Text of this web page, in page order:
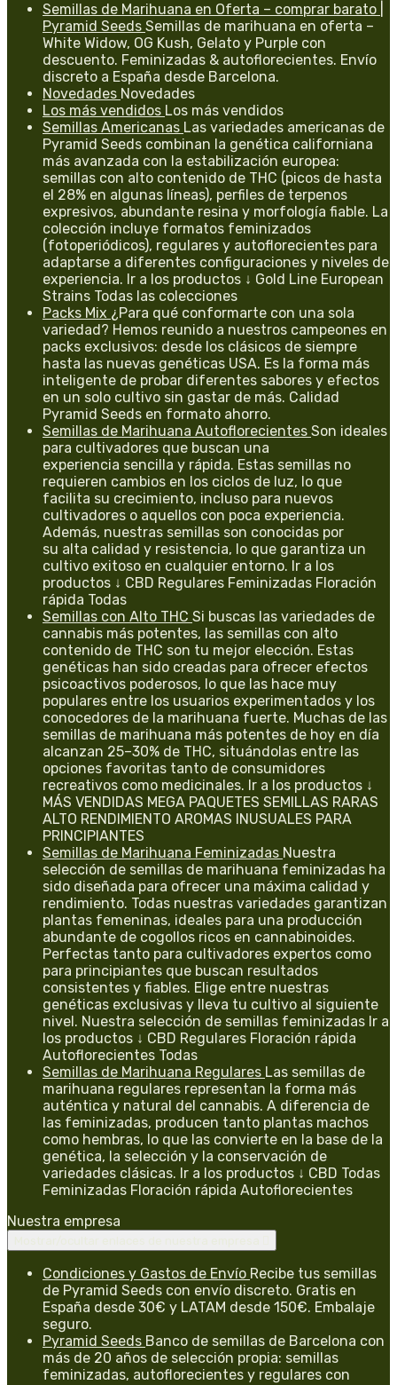
Semillas de Marihuana en Oferta – comprar barato |
Pyramid Seeds Semillas de marihuana en oferta –
White Widow, OG Kush, Gelato y Purple con
descuento. Feminizadas & autoflorecientes. Envío
discreto a España desde Barcelona.
Novedades Novedades
Los más vendidos Los más vendidos
Semillas Americanas Las variedades americanas de
Pyramid Seeds combinan la genética californiana
más avanzada con la estabilización europea:
semillas con alto contenido de THC (picos de hasta
el 28% en algunas líneas), perfiles de terpenos
expresivos, abundante resina y morfología fiable. La
colección incluye formatos feminizados
(fotoperiódicos), regulares y autoflorecientes para
adaptarse a diferentes configuraciones y niveles de
experiencia. Ir a los productos ↓ Gold Line European
Strains Todas las colecciones
Packs Mix ¿Para qué conformarte con una sola
variedad? Hemos reunido a nuestros campeones en
packs exclusivos: desde los clásicos de siempre
hasta las nuevas genéticas USA. Es la forma más
inteligente de probar diferentes sabores y efectos
en un solo cultivo sin gastar de más. Calidad
Pyramid Seeds en formato ahorro.
Semillas de Marihuana Autoflorecientes Son ideales
para cultivadores que buscan una
experiencia sencilla y rápida. Estas semillas no
requieren cambios en los ciclos de luz, lo que
facilita su crecimiento, incluso para nuevos
cultivadores o aquellos con poca experiencia.
Además, nuestras semillas son conocidas por
su alta calidad y resistencia, lo que garantiza un
cultivo exitoso en cualquier entorno. Ir a los
productos ↓ CBD Regulares Feminizadas Floración
rápida Todas
Semillas con Alto THC Si buscas las variedades de
cannabis más potentes, las semillas con alto
contenido de THC son tu mejor elección. Estas
genéticas han sido creadas para ofrecer efectos
psicoactivos poderosos, lo que las hace muy
populares entre los usuarios experimentados y los
conocedores de la marihuana fuerte. Muchas de las
semillas de marihuana más potentes de hoy en día
alcanzan 25–30% de THC, situándolas entre las
opciones favoritas tanto de consumidores
recreativos como medicinales. Ir a los productos ↓
MÁS VENDIDAS MEGA PAQUETES SEMILLAS RARAS
ALTO RENDIMIENTO AROMAS INUSUALES PARA
PRINCIPIANTES
Semillas de Marihuana Feminizadas Nuestra
selección de semillas de marihuana feminizadas ha
sido diseñada para ofrecer una máxima calidad y
rendimiento. Todas nuestras variedades garantizan
plantas femeninas, ideales para una producción
abundante de cogollos ricos en cannabinoides.
Perfectas tanto para cultivadores expertos como
para principiantes que buscan resultados
consistentes y fiables. Elige entre nuestras
genéticas exclusivas y lleva tu cultivo al siguiente
nivel. Nuestra selección de semillas feminizadas Ir a
los productos ↓ CBD Regulares Floración rápida
Autoflorecientes Todas
Semillas de Marihuana Regulares Las semillas de
marihuana regulares representan la forma más
auténtica y natural del cannabis. A diferencia de
las feminizadas, producen tanto plantas machos
como hembras, lo que las convierte en la base de la
genética, la selección y la conservación de
variedades clásicas. Ir a los productos ↓ CBD Todas
Feminizadas Floración rápida Autoflorecientes
Nuestra empresa
Condiciones y Gastos de Envío Recibe tus semillas
de Pyramid Seeds con envío discreto. Gratis en
España desde 30€ y LATAM desde 150€. Embalaje
seguro.
Pyramid Seeds Banco de semillas de Barcelona con
más de 20 años de selección propia: semillas
feminizadas, autoflorecientes y regulares con